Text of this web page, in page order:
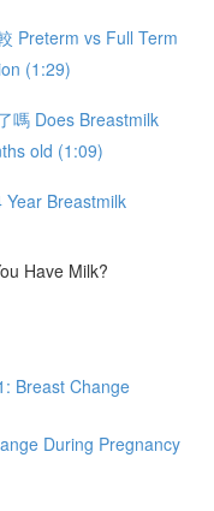
Preterm vs Full Term
(1:29)
嗎 Does Breastmilk
old (1:09)
Year Breastmilk
Have Milk?
Breast Change
During Pregnancy